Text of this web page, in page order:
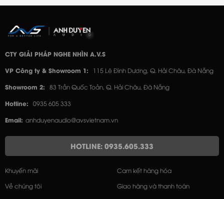
CTY GIẢI PHÁP NGHE NHÌN A.V.S
VP Công ty & Showroom 1: 115 Lê Đình Dương, Q. Hải Châu, Đà Nẵng
Showroom 2: 83 Trần Quốc Toản, Q. Hải Châu, Đà Nẵng
Hotline: 0935 605 333
Email: anhduyenaudio@avsvietnam.vn
HOTLINE: 0935.605.333
Khuyến mãi
Về chúng tôi
Cam kết hàng hóa
Giao hàng và thanh toán